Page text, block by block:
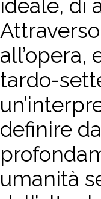
ideale, di
tardo-
definire
umanità